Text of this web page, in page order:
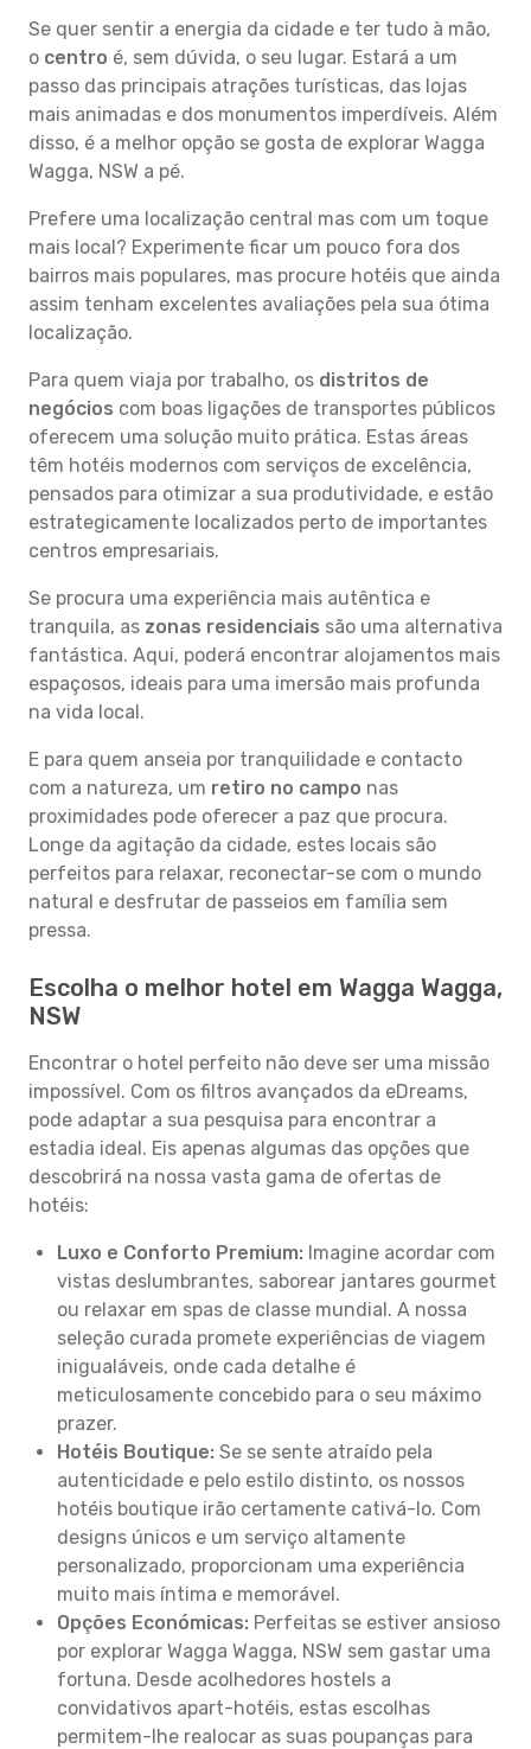
Se quer sentir a energia da cidade e ter tudo à mão,
o centro é, sem dúvida, o seu lugar. Estará a um
passo das principais atrações turísticas, das lojas
mais animadas e dos monumentos imperdíveis. Além
disso, é a melhor opção se gosta de explorar Wagga
Wagga, NSW a pé.
Prefere uma localização central mas com um toque
mais local? Experimente ficar um pouco fora dos
bairros mais populares, mas procure hotéis que ainda
assim tenham excelentes avaliações pela sua ótima
localização.
Para quem viaja por trabalho, os distritos de
negócios com boas ligações de transportes públicos
oferecem uma solução muito prática. Estas áreas
têm hotéis modernos com serviços de excelência,
pensados para otimizar a sua produtividade, e estão
estrategicamente localizados perto de importantes
centros empresariais.
Se procura uma experiência mais autêntica e
tranquila, as zonas residenciais são uma alternativa
fantástica. Aqui, poderá encontrar alojamentos mais
espaçosos, ideais para uma imersão mais profunda
na vida local.
E para quem anseia por tranquilidade e contacto
com a natureza, um retiro no campo nas
proximidades pode oferecer a paz que procura.
Longe da agitação da cidade, estes locais são
perfeitos para relaxar, reconectar-se com o mundo
natural e desfrutar de passeios em família sem
pressa.
Escolha o melhor hotel em Wagga Wagga,
NSW
Encontrar o hotel perfeito não deve ser uma missão
impossível. Com os filtros avançados da eDreams,
pode adaptar a sua pesquisa para encontrar a
estadia ideal. Eis apenas algumas das opções que
descobrirá na nossa vasta gama de ofertas de
hotéis:
Luxo e Conforto Premium: Imagine acordar com
vistas deslumbrantes, saborear jantares gourmet
ou relaxar em spas de classe mundial. A nossa
seleção curada promete experiências de viagem
inigualáveis, onde cada detalhe é
meticulosamente concebido para o seu máximo
prazer.
Hotéis Boutique: Se se sente atraído pela
autenticidade e pelo estilo distinto, os nossos
hotéis boutique irão certamente cativá-lo. Com
designs únicos e um serviço altamente
personalizado, proporcionam uma experiência
muito mais íntima e memorável.
Opções Económicas: Perfeitas se estiver ansioso
por explorar Wagga Wagga, NSW sem gastar uma
fortuna. Desde acolhedores hostels a
convidativos apart-hotéis, estas escolhas
permitem-lhe realocar as suas poupanças para